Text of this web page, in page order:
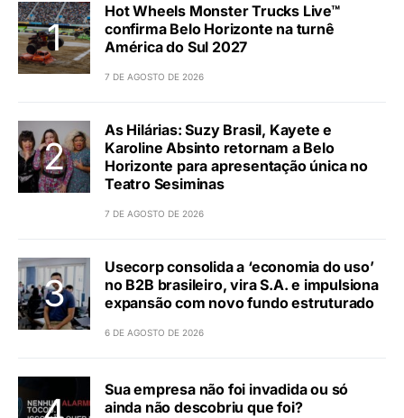
Hot Wheels Monster Trucks Live™
confirma Belo Horizonte na turnê
América do Sul 2027
7 DE AGOSTO DE 2026
As Hilárias: Suzy Brasil, Kayete e
Karoline Absinto retornam a Belo
Horizonte para apresentação única no
Teatro Sesiminas
7 DE AGOSTO DE 2026
Usecorp consolida a ‘economia do uso’
no B2B brasileiro, vira S.A. e impulsiona
expansão com novo fundo estruturado
6 DE AGOSTO DE 2026
Sua empresa não foi invadida ou só
ainda não descobriu que foi?